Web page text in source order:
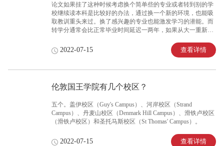
论文如果挂了这种时候考虑换个简单些的专业或者转到别的学
校继续读本科是比较好的办法，通过换一个新的环境，也能吸
取教训重头来过。换了感兴趣的专业也能激发学习的潜能。而
转学分通常会比正常毕业时间延迟一两年，如果从大一重新来
2022-07-15 查看详情
伦敦国王学院有几个校区？
五个。盖伊校区（Guy's Campus）、河岸校区（Strand
Campus）、丹麦山校区（Denmark Hill Campus）、滑铁卢校区
（滑铁卢校区）和圣托马斯校区（St Thomas' Campus）。
2022-07-15 查看详情